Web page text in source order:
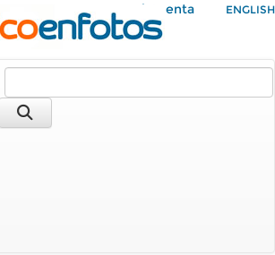
Mi Cuenta ENGLISH